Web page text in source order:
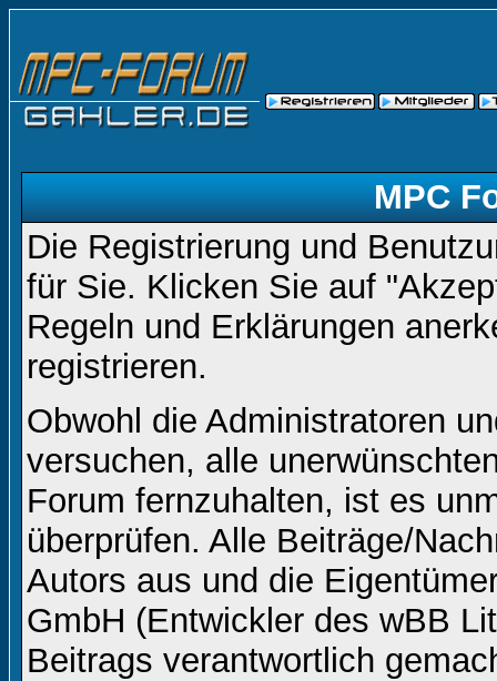
MPC
Die Registrierung und
für Sie. Klicken Sie auf
Regeln und Erklärungen
registrieren.
Obwohl die Administratoren
versuchen, alle
Forum fernzuhalten, ist es
überprüfen. Alle Beiträge/
Autors aus und die
GmbH (Entwickler des wBB
Beitrags verantwortlich